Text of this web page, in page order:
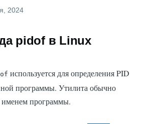
2024
pidof в Linux
используется для определения PID
программы. Утилита обычно
именем программы.